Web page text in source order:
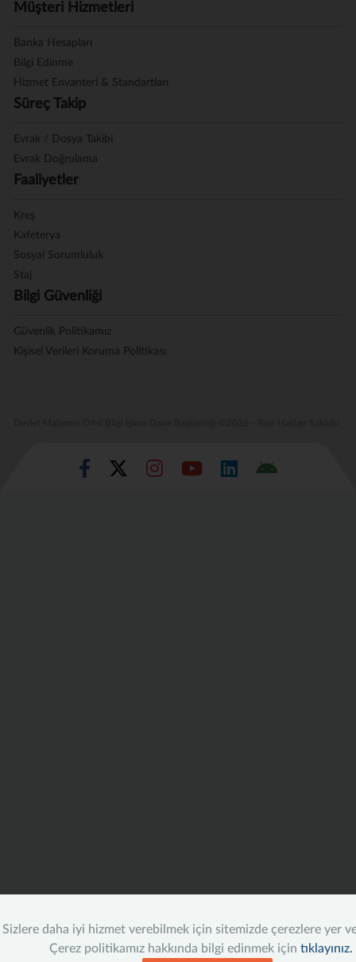
Sizlere daha iyi hizmet verebilmek için sitemizde çerezlere yer
Çerez politikamız hakkında bilgi edinmek için tıklayınız.
Müşteri Hizmetleri
Banka Hesapları
Bilgi Edinme
Hizmet Envanteri & Standartları
Süreç Takip
Evrak / Dosya Takibi
Evrak Doğrulama
Faaliyetler
Kreş
Kafeterya
Sosyal Sorumluluk
Staj
Bilgi Güvenliği
Güvenlik Politikamız
Kişisel Verileri Koruma Politikası